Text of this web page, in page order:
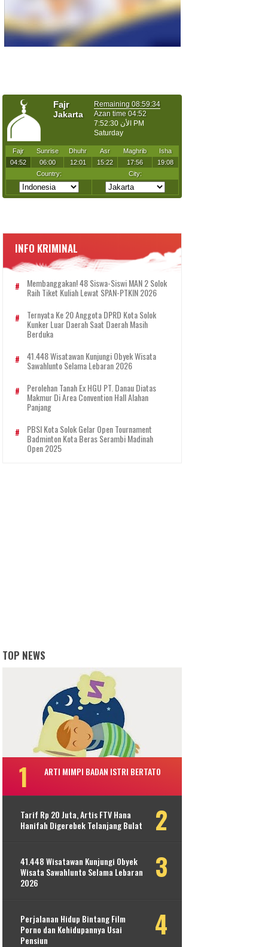
INFO KRIMINAL
Membanggakan! 48 Siswa-Siswi MAN 2 Solok
Raih Tiket Kuliah Lewat SPAN-PTKIN 2026
Ternyata Ke 20 Anggota DPRD Kota Solok
Kunker Luar Daerah Saat Daerah Masih
Berduka
41.448 Wisatawan Kunjungi Obyek Wisata
Sawahlunto Selama Lebaran 2026
Perolehan Tanah Ex HGU PT. Danau Diatas
Makmur Di Area Convention Hall Alahan
Panjang
PBSI Kota Solok Gelar Open Tournament
Badminton Kota Beras Serambi Madinah
Open 2025
TOP NEWS
ARTI MIMPI BADAN ISTRI BERTATO
Tarif Rp 20 Juta, Artis FTV Hana
Hanifah Digerebek Telanjang Bulat
41.448 Wisatawan Kunjungi Obyek
Wisata Sawahlunto Selama Lebaran
2026
Perjalanan Hidup Bintang Film
Porno dan Kehidupannya Usai
Pensiun